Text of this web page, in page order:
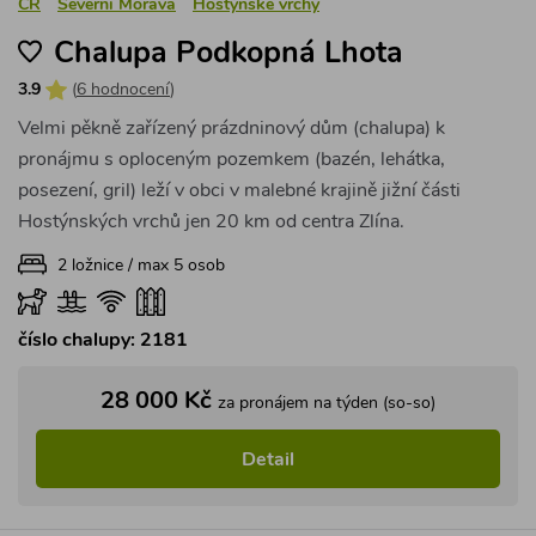
ČR Severní Morava Hostýnské vrchy
Chalupa Podkopná Lhota
3.9 (6 hodnocení)
Velmi pěkně zařízený prázdninový dům (chalupa) k
pronájmu s oploceným pozemkem (bazén, lehátka,
posezení, gril) leží v obci v malebné krajině jižní části
Hostýnských vrchů jen 20 km od centra Zlína.
2 ložnice / max 5 osob
číslo chalupy: 2181
28 000 Kč za pronájem na týden (so-so)
Detail